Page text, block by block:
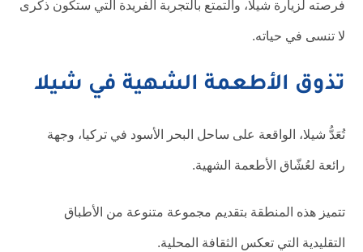
فرصته لزيارة شيلا، والتمتع بالتجربة الفريدة التي ستكون ذكرى
لا تنسى في حياته.
تذوق الأطعمة الشهية في شيلا
تُعَدُّ شيلا، الواقعة على ساحل البحر الأسود في تركيا، وجهة
رائعة لعُشّاق الأطعمة الشهية.
تتميز هذه المنطقة بتقديم مجموعة متنوعة من الأطباق
التقليدية التي تعكس الثقافة المحلية.